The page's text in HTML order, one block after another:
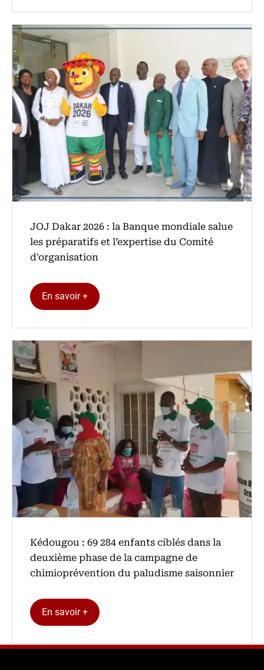
‎JOJ Dakar 2026 : la Banque mondiale salue
les préparatifs et l’expertise du Comité
d'organisation
En savoir +
Kédougou : 69 284 enfants ciblés dans la
deuxième phase de la campagne de
chimioprévention du paludisme saisonnier
En savoir +